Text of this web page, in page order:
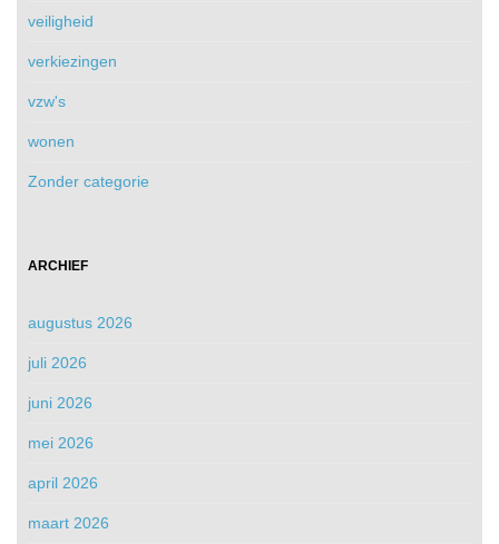
veiligheid
verkiezingen
vzw's
wonen
Zonder categorie
ARCHIEF
augustus 2026
juli 2026
juni 2026
mei 2026
april 2026
maart 2026